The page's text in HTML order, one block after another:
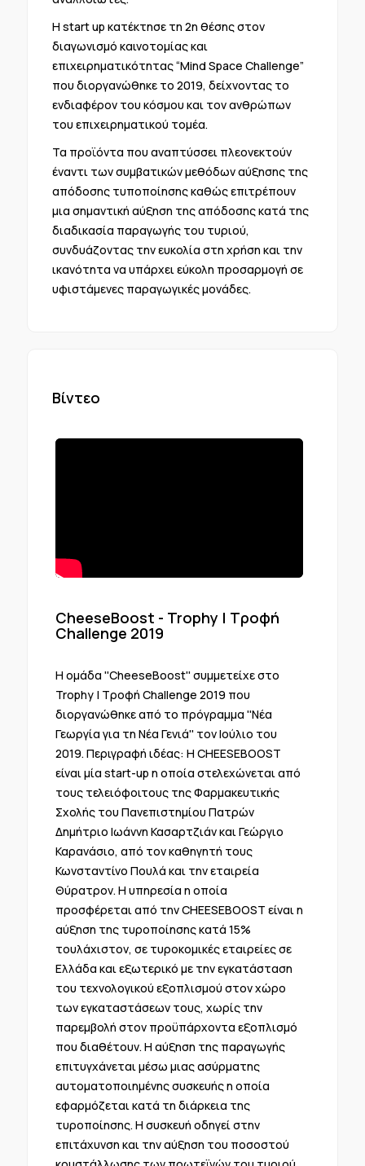
Η start up κατέκτησε τη 2η θέσης στον
διαγωνισμό καινοτομίας και
επιχειρηματικότητας “Mind Space Challenge”
που διοργανώθηκε το 2019, δείχνοντας το
ενδιαφέρον του κόσμου και τον ανθρώπων
του επιχειρηματικού τομέα.
Τα προϊόντα που αναπτύσσει πλεονεκτούν
έναντι των συμβατικών μεθόδων αύξησης της
απόδοσης τυποποίησης καθώς επιτρέπουν
μια σημαντική αύξηση της απόδοσης κατά της
διαδικασία παραγωγής του τυριού,
συνδυάζοντας την ευκολία στη χρήση και την
ικανότητα να υπάρχει εύκολη προσαρμογή σε
υφιστάμενες παραγωγικές μονάδες.
Βίντεο
CheeseBoost - Trophy | Τροφή
Challenge 2019
H oμάδα ''CheeseBoost'' συμμετείχε στο
Trophy | Τροφή Challenge 2019 που
διοργανώθηκε από το πρόγραμμα ''Νέα
Γεωργία για τη Νέα Γενιά'' τον Ιούλιο του
2019. Περιγραφή ιδέας: Η CHEESEBOOST
είναι μία start-up η οποία στελεχώνεται από
τους τελειόφοιτους της Φαρμακευτικής
Σχολής του Πανεπιστημίου Πατρών
Δημήτριο Ιωάννη Κασαρτζιάν και Γεώργιο
Καρανάσιο, από τον καθηγητή τους
Κωνσταντίνο Πουλά και την εταιρεία
Θύρατρον. Η υπηρεσία η οποία
προσφέρεται από την CHEESEBOOST είναι η
αύξηση της τυροποίησης κατά 15%
τουλάχιστον, σε τυροκομικές εταιρείες σε
Ελλάδα και εξωτερικό με την εγκατάσταση
του τεχνολογικού εξοπλισμού στον χώρο
των εγκαταστάσεων τους, χωρίς την
παρεμβολή στον προϋπάρχοντα εξοπλισμό
που διαθέτουν. H αύξηση της παραγωγής
επιτυγχάνεται μέσω μιας ασύρματης
αυτοματοποιημένης συσκευής η οποία
εφαρμόζεται κατά τη διάρκεια της
τυροποίησης. H συσκευή οδηγεί στην
επιτάχυνση και την αύξηση του ποσοστού